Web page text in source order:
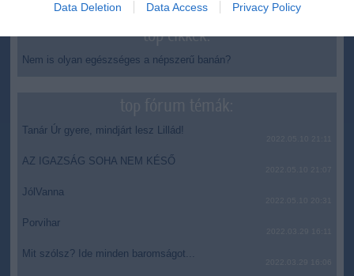
Data Deletion Data Access Privacy Policy
top cikkek:
Nem is olyan egészséges a népszerű banán?
Tanár Úr gyere, mindjárt lesz Lillád!
AZ IGAZSÁG SOHA NEM KÉSŐ
JólVanna
Porvihar
Mit szólsz? Ide minden baromságot...